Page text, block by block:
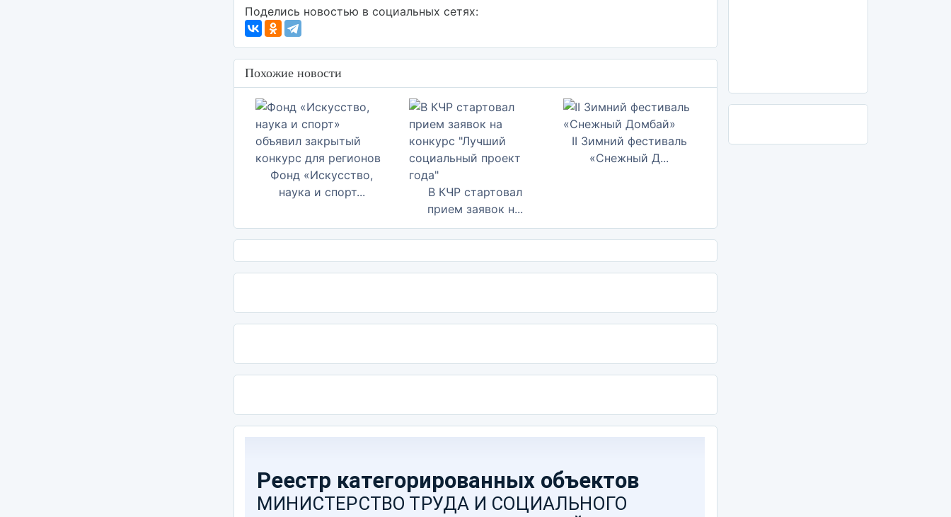
Поделись новостью в социальных сетях:
Похожие новости
Фонд «Искусство,
наука и спорт...
В КЧР стартовал
прием заявок н...
II Зимний фестиваль
«Cнежный Д...